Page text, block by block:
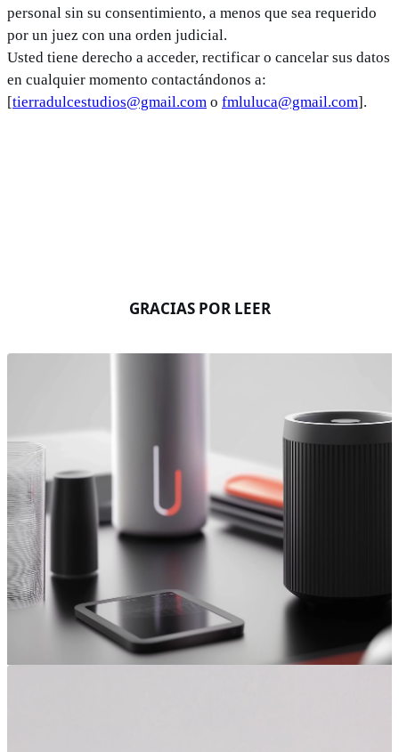
personal sin su consentimiento, a menos que sea requerido
por un juez con una orden judicial.
Usted tiene derecho a acceder, rectificar o cancelar sus datos
en cualquier momento contactándonos a:
[tierradulcestudios@gmail.com o fmluluca@gmail.com].
GRACIAS POR LEER